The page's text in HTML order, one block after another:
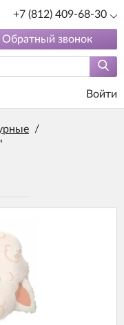
+7 (812) 409-68-30
Обратный звонок
Войти
/